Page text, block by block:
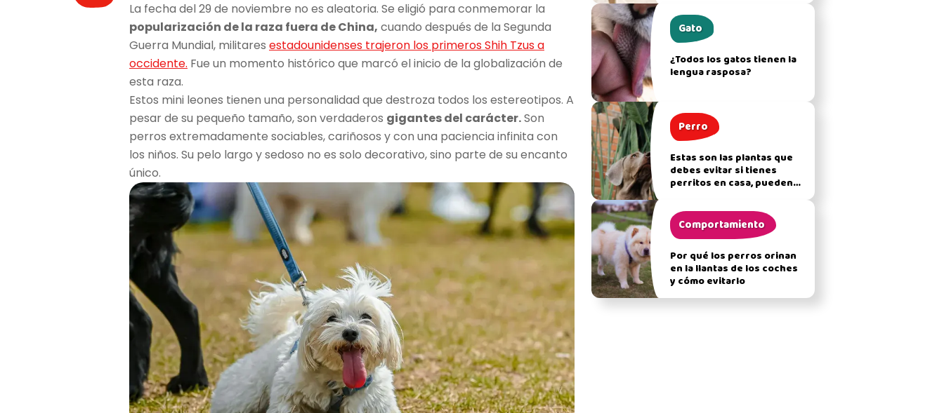
La fecha del 29 de noviembre no es aleatoria. Se eligió para conmemorar la
popularización de la raza fuera de China, cuando después de la Segunda
Guerra Mundial, militares estadounidenses trajeron los primeros Shih Tzus a
occidente. Fue un momento histórico que marcó el inicio de la globalización de
esta raza.
Estos mini leones tienen una personalidad que destroza todos los estereotipos. A
pesar de su pequeño tamaño, son verdaderos gigantes del carácter.Son
perros extremadamente sociables, cariñosos y con una paciencia infinita con
los niños. Su pelo largo y sedoso no es solo decorativo, sino parte de su encanto
único.
Gato
¿Todos los gatos tienen la
lengua rasposa?
Perro
Estas son las plantas que
debes evitar si tienes
perritos en casa, pueden
Comportamiento
Por qué los perros orinan
en la llantas de los coches
y cómo evitarlo